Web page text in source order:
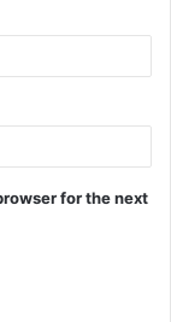
for the next